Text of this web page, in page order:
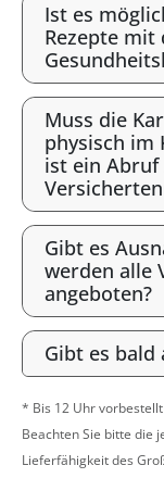
Ist es
Rezepte
Muss die
physisch im
ist ein
Gibt es
werden alle
angeboten?
Gibt es bald
* Bis 12 Uhr
Beachten Sie bitte die
Lieferfähigkeit des